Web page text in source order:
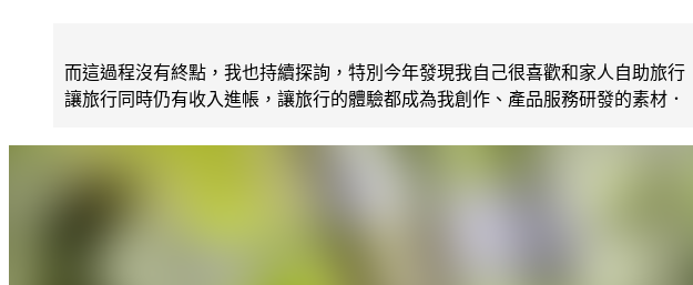
而這過程沒有終點，我也持續探詢，特別今年發現我自己很喜歡和家人自助旅
讓旅行同時仍有收入進帳，讓旅行的體驗都成為我創作、產品服務研發的素材．